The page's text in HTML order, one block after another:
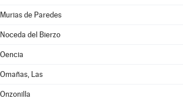
Murias de Paredes
Noceda del Bierzo
Oencia
Omañas, Las
Onzonilla